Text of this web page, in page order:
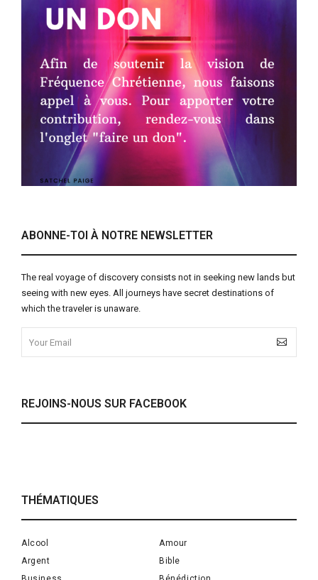
ABONNE-TOI À NOTRE NEWSLETTER
The real voyage of discovery consists not in seeking new lands but
seeing with new eyes. All journeys have secret destinations of
which the traveler is unaware.
REJOINS-NOUS SUR FACEBOOK
THÉMATIQUES
Alcool
Amour
Argent
Bible